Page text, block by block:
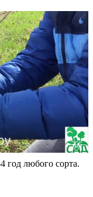
год любого сорта.